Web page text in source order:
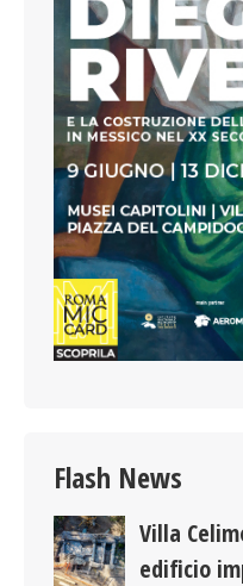
Flash News
Villa
edificio